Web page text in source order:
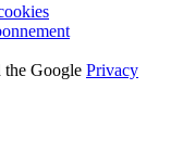
Google Privacy